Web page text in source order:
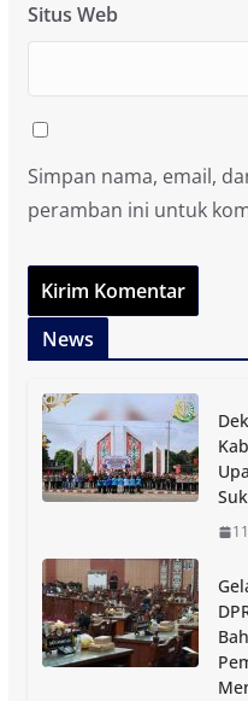
Situs Web
Simpan nama, email,
peramban ini untuk
News